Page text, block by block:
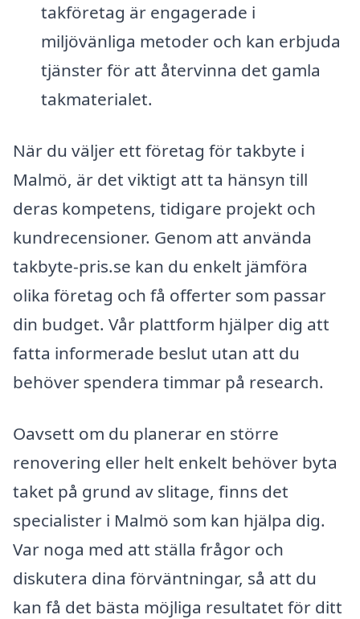
takföretag är engagerade i
miljövänliga metoder och kan erbjuda
tjänster för att återvinna det gamla
takmaterialet.
När du väljer ett företag för takbyte i
Malmö, är det viktigt att ta hänsyn till
deras kompetens, tidigare projekt och
kundrecensioner. Genom att använda
takbyte-pris.se kan du enkelt jämföra
olika företag och få offerter som passar
din budget. Vår plattform hjälper dig att
fatta informerade beslut utan att du
behöver spendera timmar på research.
Oavsett om du planerar en större
renovering eller helt enkelt behöver byta
taket på grund av slitage, finns det
specialister i Malmö som kan hjälpa dig.
Var noga med att ställa frågor och
diskutera dina förväntningar, så att du
kan få det bästa möjliga resultatet för ditt